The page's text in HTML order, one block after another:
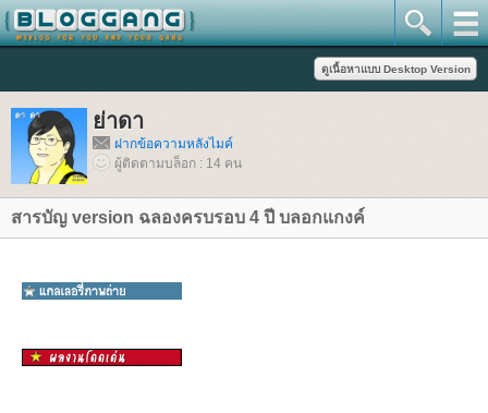
่าดา
ฝากข้อความหลังไมค์
ผู้ติดตามบล็อก : 14 คน
สารบัญ version ฉลองครบรอบ 4 ปี บลอกแกงค์